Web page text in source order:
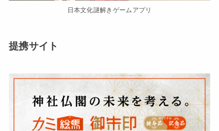
日本文化謎解きゲームアプリ
提携サイト